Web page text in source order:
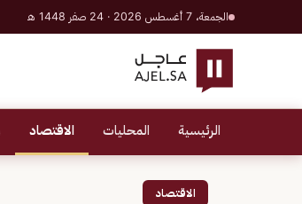
الجمعة، 7 أغسطس 2026 · 24 صفر 1448 هـ
الرئيسية المحليات الاقتصاد
الاقتصاد